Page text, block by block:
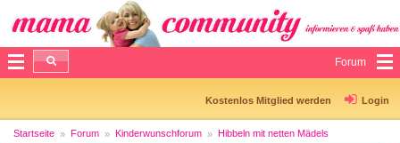
Forum
Kostenlos Mitglied werden Login
Startseite Forum Kinderwunschforum Hibbeln mit netten Mädels